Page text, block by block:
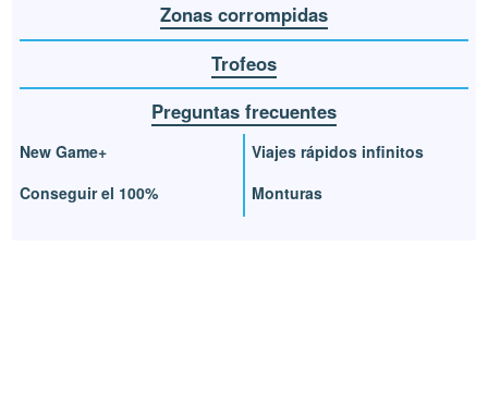
Zonas corrompidas
Trofeos
Preguntas frecuentes
New Game+
Conseguir el 100%
Viajes rápidos infinitos
Monturas